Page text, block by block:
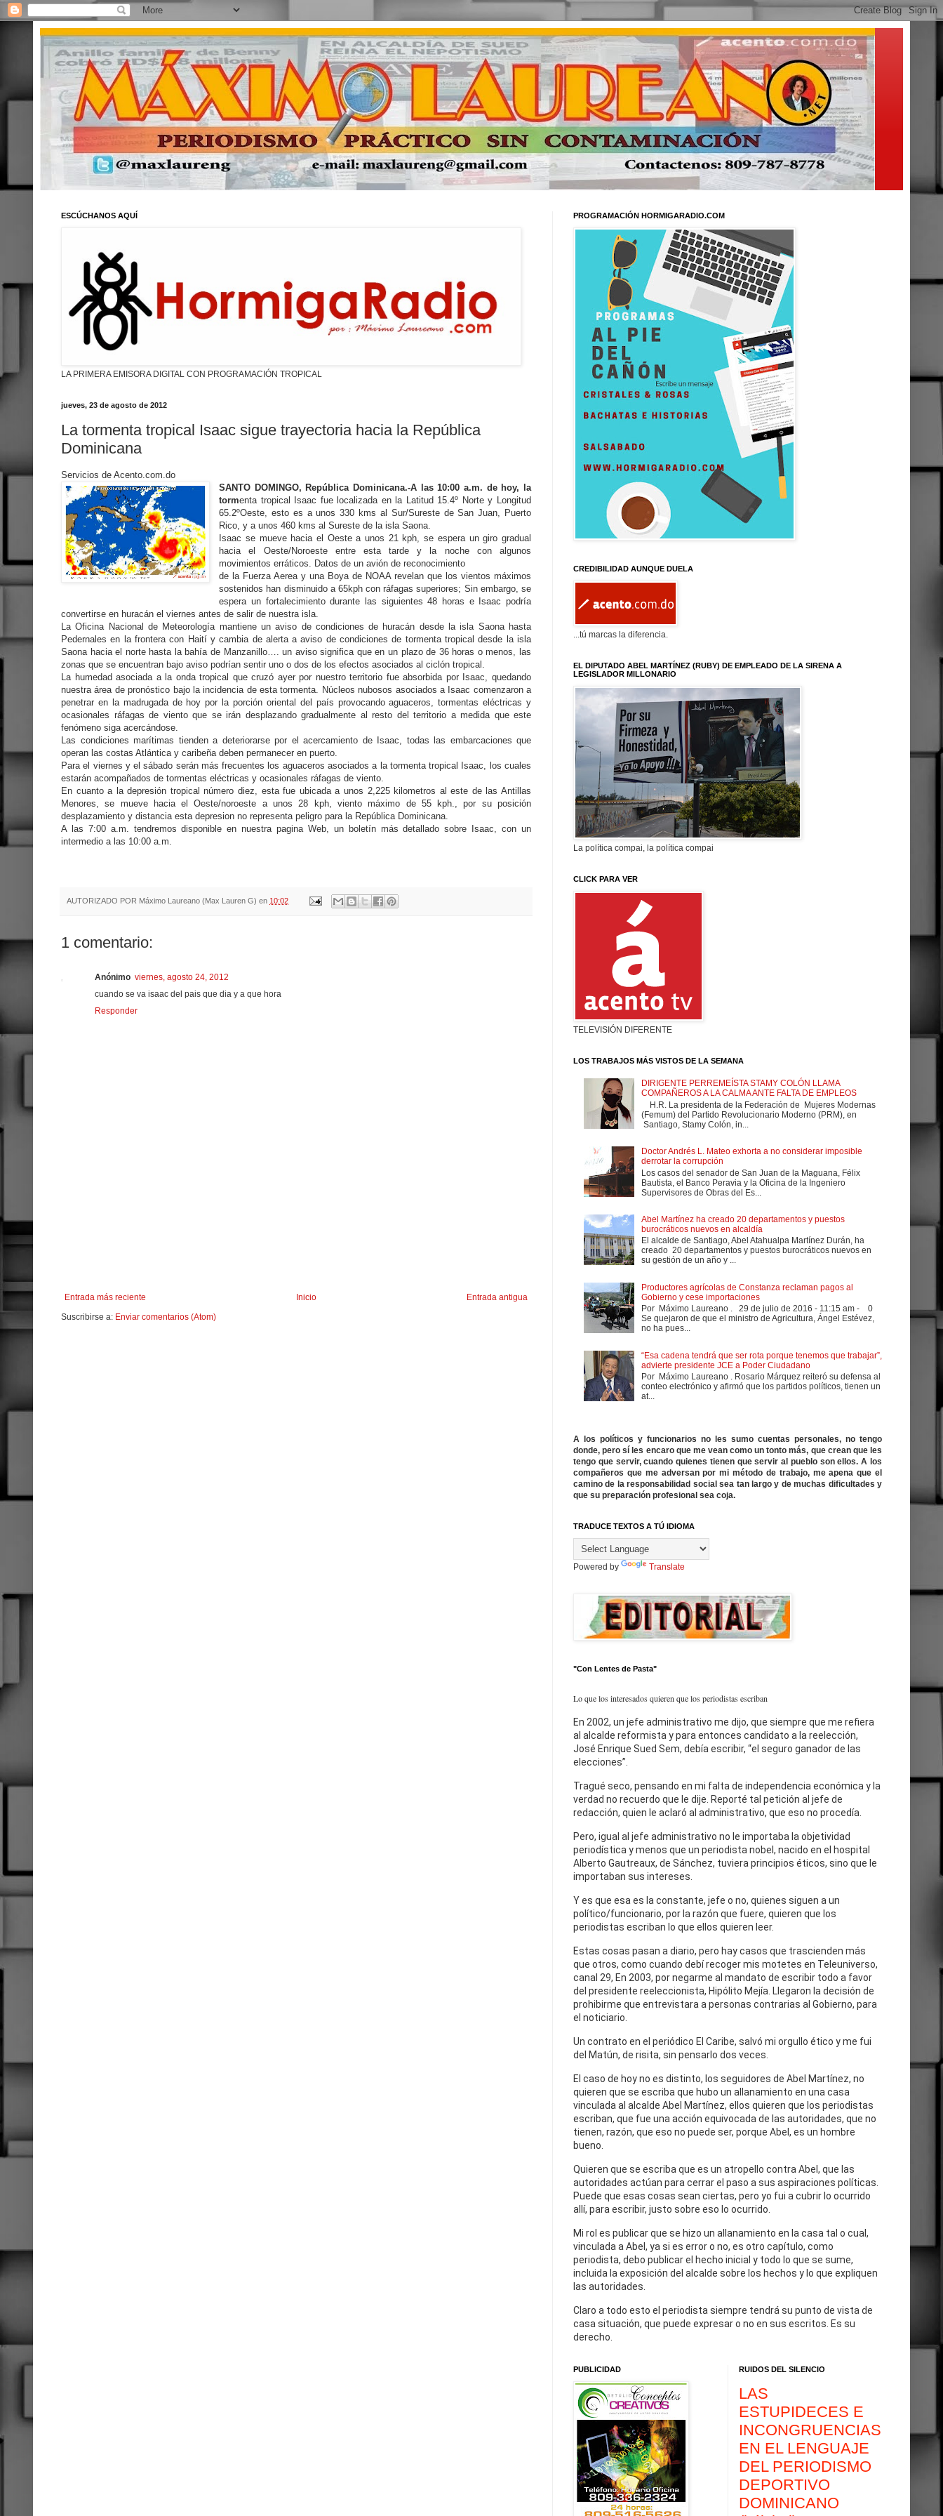
ESCÚCHANOS AQUÍ
LA PRIMERA EMISORA DIGITAL CON PROGRAMACIÓN TROPICAL
jueves, 23 de agosto de 2012
La tormenta tropical Isaac sigue trayectoria hacia la República
Dominicana
Servicios de Acento.com.do
SANTO DOMINGO, República Dominicana.-A las 10:00 a.m. de hoy, la
tormenta tropical Isaac fue localizada en la Latitud 15.4º Norte y Longitud
65.2ºOeste, esto es a unos 330 kms al Sur/Sureste de San Juan, Puerto
Rico, y a unos 460 kms al Sureste de la isla Saona.
Isaac se mueve hacia el Oeste a unos 21 kph, se espera un giro gradual
hacia el Oeste/Noroeste entre esta tarde y la noche con algunos
movimientos erráticos. Datos de un avión de reconocimiento
de la Fuerza Aerea y una Boya de NOAA revelan que los vientos máximos
sostenidos han disminuido a 65kph con ráfagas superiores; Sin embargo, se
espera un fortalecimiento durante las siguientes 48 horas e Isaac podría
convertirse en huracán el viernes antes de salir de nuestra isla.
La Oficina Nacional de Meteorología mantiene un aviso de condiciones de huracán desde la isla Saona hasta
Pedernales en la frontera con Haití y cambia de alerta a aviso de condiciones de tormenta tropical desde la isla
Saona hacia el norte hasta la bahía de Manzanillo…. un aviso significa que en un plazo de 36 horas o menos, las
zonas que se encuentran bajo aviso podrían sentir uno o dos de los efectos asociados al ciclón tropical.
La humedad asociada a la onda tropical que cruzó ayer por nuestro territorio fue absorbida por Isaac, quedando
nuestra área de pronóstico bajo la incidencia de esta tormenta. Núcleos nubosos asociados a Isaac comenzaron a
penetrar en la madrugada de hoy por la porción oriental del país provocando aguaceros, tormentas eléctricas y
ocasionales ráfagas de viento que se irán desplazando gradualmente al resto del territorio a medida que este
fenómeno siga acercándose.
Las condiciones marítimas tienden a deteriorarse por el acercamiento de Isaac, todas las embarcaciones que
operan las costas Atlántica y caribeña deben permanecer en puerto.
Para el viernes y el sábado serán más frecuentes los aguaceros asociados a la tormenta tropical Isaac, los cuales
estarán acompañados de tormentas eléctricas y ocasionales ráfagas de viento.
En cuanto a la depresión tropical número diez, esta fue ubicada a unos 2,225 kilometros al este de las Antillas
Menores, se mueve hacia el Oeste/noroeste a unos 28 kph, viento máximo de 55 kph., por su posición
desplazamiento y distancia esta depresion no representa peligro para la República Dominicana.
A las 7:00 a.m. tendremos disponible en nuestra pagina Web, un boletín más detallado sobre Isaac, con un
intermedio a las 10:00 a.m.
AUTORIZADO POR Máximo Laureano (Max Lauren G) en 10:02
1 comentario:
Anónimo viernes, agosto 24, 2012
cuando se va isaac del pais que dia y a que hora
Responder
Entrada más reciente Entrada antigua
Inicio
Suscribirse a: Enviar comentarios (Atom)
PROGRAMACIÓN HORMIGARADIO.COM
CREDIBILIDAD AUNQUE DUELA
...tú marcas la diferencia.
EL DIPUTADO ABEL MARTÍNEZ (RUBY) DE EMPLEADO DE LA SIRENA A
LEGISLADOR MILLONARIO
La política compai, la política compai
CLICK PARA VER
TELEVISIÓN DIFERENTE
LOS TRABAJOS MÁS VISTOS DE LA SEMANA
DIRIGENTE PERREMEÍSTA STAMY COLÓN LLAMA
COMPAÑEROS A LA CALMA ANTE FALTA DE EMPLEOS
H.R. La presidenta de la Federación de Mujeres Modernas
(Femum) del Partido Revolucionario Moderno (PRM), en
Santiago, Stamy Colón, in...
Doctor Andrés L. Mateo exhorta a no considerar imposible
derrotar la corrupción
Los casos del senador de San Juan de la Maguana, Félix
Bautista, el Banco Peravia y la Oficina de la Ingeniero
Supervisores de Obras del Es...
Abel Martínez ha creado 20 departamentos y puestos
burocráticos nuevos en alcaldía
El alcalde de Santiago, Abel Atahualpa Martínez Durán, ha
creado 20 departamentos y puestos burocráticos nuevos en
su gestión de un año y ...
Productores agrícolas de Constanza reclaman pagos al
Gobierno y cese importaciones
Por Máximo Laureano . 29 de julio de 2016 - 11:15 am - 0
Se quejaron de que el ministro de Agricultura, Ángel Estévez,
no ha pues...
“Esa cadena tendrá que ser rota porque tenemos que trabajar”,
advierte presidente JCE a Poder Ciudadano
Por Máximo Laureano . Rosario Márquez reiteró su defensa al
conteo electrónico y afirmó que los partidos políticos, tienen un
at...
A los políticos y funcionarios no les sumo cuentas personales, no tengo
donde, pero sí les encaro que me vean como un tonto más, que crean que les
tengo que servir, cuando quienes tienen que servir al pueblo son ellos. A los
compañeros que me adversan por mi método de trabajo, me apena que el
camino de la responsabilidad social sea tan largo y de muchas dificultades y
que su preparación profesional sea coja.
TRADUCE TEXTOS A TÚ IDIOMA
Powered by Translate
"Con Lentes de Pasta"
Lo que los interesados quieren que los periodistas escriban
En 2002, un jefe administrativo me dijo, que siempre que me refiera
al alcalde reformista y para entonces candidato a la reelección,
José Enrique Sued Sem, debía escribir, “el seguro ganador de las
elecciones”.
Tragué seco, pensando en mi falta de independencia económica y la
verdad no recuerdo que le dije. Reporté tal petición al jefe de
redacción, quien le aclaró al administrativo, que eso no procedía.
Pero, igual al jefe administrativo no le importaba la objetividad
periodística y menos que un periodista nobel, nacido en el hospital
Alberto Gautreaux, de Sánchez, tuviera principios éticos, sino que le
importaban sus intereses.
Y es que esa es la constante, jefe o no, quienes siguen a un
político/funcionario, por la razón que fuere, quieren que los
periodistas escriban lo que ellos quieren leer.
Estas cosas pasan a diario, pero hay casos que trascienden más
que otros, como cuando debí recoger mis motetes en Teleuniverso,
canal 29, En 2003, por negarme al mandato de escribir todo a favor
del presidente reeleccionista, Hipólito Mejía. Llegaron la decisión de
prohibirme que entrevistara a personas contrarias al Gobierno, para
el noticiario.
Un contrato en el periódico El Caribe, salvó mi orgullo ético y me fui
del Matún, de risita, sin pensarlo dos veces.
El caso de hoy no es distinto, los seguidores de Abel Martínez, no
quieren que se escriba que hubo un allanamiento en una casa
vinculada al alcalde Abel Martínez, ellos quieren que los periodistas
escriban, que fue una acción equivocada de las autoridades, que no
tienen, razón, que eso no puede ser, porque Abel, es un hombre
bueno.
Quieren que se escriba que es un atropello contra Abel, que las
autoridades actúan para cerrar el paso a sus aspiraciones políticas.
Puede que esas cosas sean ciertas, pero yo fui a cubrir lo ocurrido
allí, para escribir, justo sobre eso lo ocurrido.
Mi rol es publicar que se hizo un allanamiento en la casa tal o cual,
vinculada a Abel, ya si es error o no, es otro capítulo, como
periodista, debo publicar el hecho inicial y todo lo que se sume,
incluida la exposición del alcalde sobre los hechos y lo que expliquen
las autoridades.
Claro a todo esto el periodista siempre tendrá su punto de vista de
casa situación, que puede expresar o no en sus escritos. Es su
derecho.
PUBLICIDAD RUIDOS DEL SILENCIO
LAS
ESTUPIDECES E
INCONGRUENCIAS
EN EL LENGUAJE
DEL PERIODISMO
DEPORTIVO
DOMINICANO